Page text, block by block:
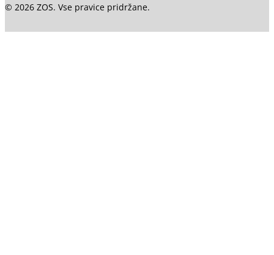
© 2026 ZOS. Vse pravice pridržane.